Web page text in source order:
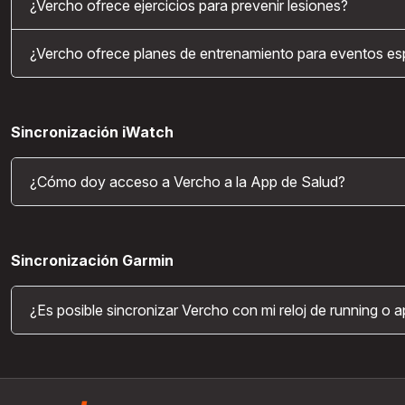
¿Vercho ofrece ejercicios para prevenir lesiones?
¿Vercho ofrece planes de entrenamiento para eventos
Sincronización iWatch
¿Cómo doy acceso a Vercho a la App de Salud?
Sincronización Garmin
¿Es posible sincronizar Vercho con mi reloj de running o